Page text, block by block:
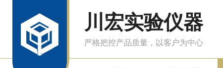
川宏实验仪器
严格把控产品质量，以客户为中心